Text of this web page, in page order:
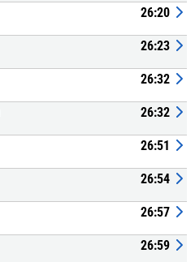
26:20
26:23
26:32
26:32
26:51
26:54
26:57
26:59